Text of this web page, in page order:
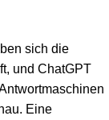
sich die
und ChatGPT
Eine